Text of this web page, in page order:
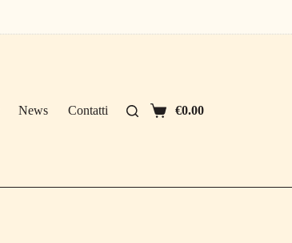
News Contatti Carrello
€0.00